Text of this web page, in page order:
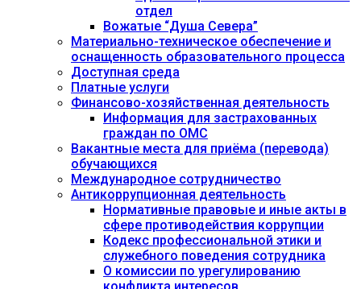
отдел
Вожатые “Душа Севера”
Материально-техническое обеспечение и
оснащенность образовательного процесса
Доступная среда
Платные услуги
Финансово-хозяйственная деятельность
Информация для застрахованных
граждан по ОМС
Вакантные места для приёма (перевода)
обучающихся
Международное сотрудничество
Антикоррупционная деятельность
Нормативные правовые и иные акты в
сфере противодействия коррупции
Кодекс профессиональной этики и
служебного поведения сотрудника
О комиссии по урегулированию